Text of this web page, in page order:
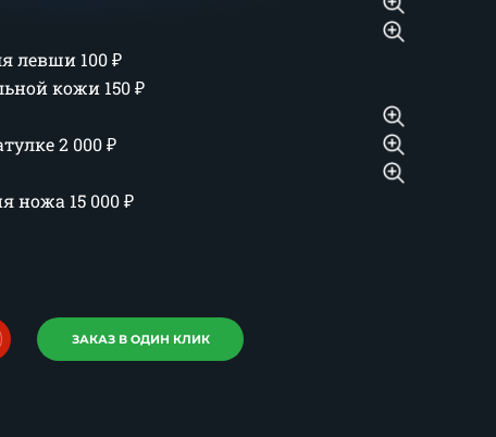
левши 100₽
кожи 150₽
2 000₽
ножа 15 000₽
ЗАКАЗ В ОДИН КЛИК